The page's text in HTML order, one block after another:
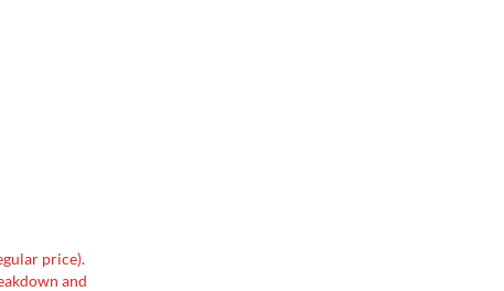
price).
and